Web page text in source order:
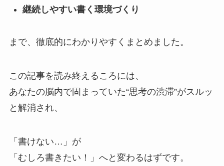
継続しやすい書く環境づくり
まで、徹底的にわかりやすくまとめました。
この記事を読み終えるころには、
あなたの脳内で固まっていた“思考の渋滞”がスルッ
と解消され、
「書けない…」が
「むしろ書きたい！」へと変わるはずです。